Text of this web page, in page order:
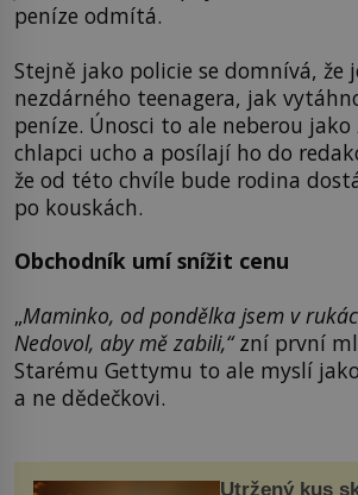
peníze odmítá.
Stejně jako policie se domnívá, že
nezdárného teenagera, jak
peníze. Únosci to ale neberou
chlapci ucho a posílají ho do
že od této chvíle bude rodina
po kouskách.
Obchodník umí snížit cenu
„Maminko, od pondělka jsem v
Nedovol, aby mě zabili,“zní první
Starému Gettymu to ale myslí
a ne dědečkovi.
Utržený kus